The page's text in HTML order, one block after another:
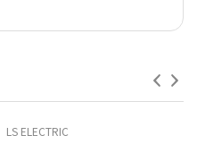
LS ELECTRIC